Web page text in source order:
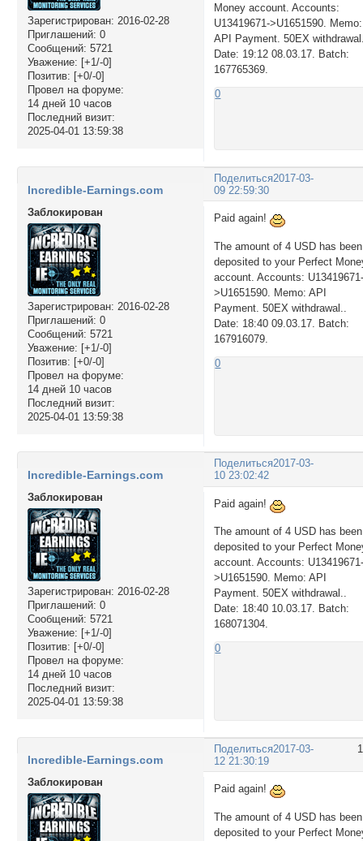
Зарегистрирован: 2016-02-28
Приглашений: 0
Сообщений: 5721
Уважение: [+1/-0]
Позитив: [+0/-0]
Провел на форуме:
14 дней 10 часов
Последний визит:
2025-04-01 13:59:38
Money account. Accounts:
U13419671->U1651590. Memo:
API Payment. 50EX
Date: 19:12 08.03.17. Batch:
167765369.
0
Поделиться2017-03-
09 22:59:30
Incredible-Earnings.com
Заблокирован
Зарегистрирован: 2016-02-28
Приглашений: 0
Сообщений: 5721
Уважение: [+1/-0]
Позитив: [+0/-0]
Провел на форуме:
14 дней 10 часов
Последний визит:
2025-04-01 13:59:38
Paid again!
The amount of 4 USD has been
deposited to your Perfect
account. Accounts:
>U1651590. Memo: API
Payment. 50EX withdrawal..
Date: 18:40 09.03.17. Batch:
167916079.
0
Поделиться2017-03-
10 23:02:42
Incredible-Earnings.com
Заблокирован
Зарегистрирован: 2016-02-28
Приглашений: 0
Сообщений: 5721
Уважение: [+1/-0]
Позитив: [+0/-0]
Провел на форуме:
14 дней 10 часов
Последний визит:
2025-04-01 13:59:38
Paid again!
The amount of 4 USD has been
deposited to your Perfect
account. Accounts:
>U1651590. Memo: API
Payment. 50EX withdrawal..
Date: 18:40 10.03.17. Batch:
168071304.
0
Поделиться2017-03-
12 21:30:19
Incredible-Earnings.com
Заблокирован
Paid again!
The amount of 4 USD has been
deposited to your Perfect